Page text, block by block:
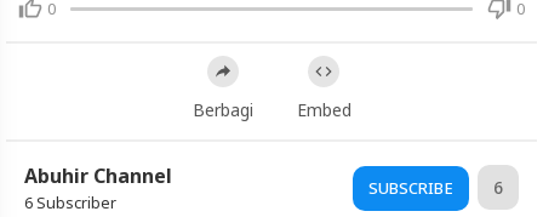
Blackexpo
0 0
Berbagi Embed
Abuhir Channel
6 Subscriber
SUBSCRIBE 6